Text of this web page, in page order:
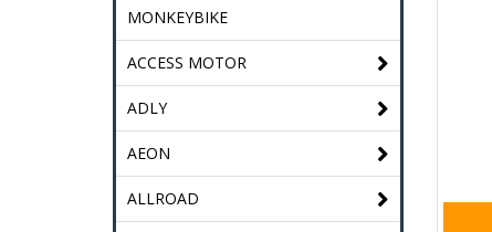
MONKEYBIKE
ACCESS MOTOR
ADLY
AEON
ALLROAD